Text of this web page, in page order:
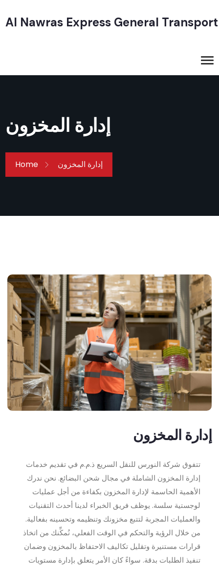
Al Nawras Express General
إدارة المخزون
Home إدارة المخزون
إدارة المخزون
تتفوق شركة النورس للنقل السريع ذ.م.م في تقديم خدمات
إدارة المخزون الشاملة في مجال شحن البضائع. نحن ندرك
الأهمية الحاسمة لإدارة المخزون بكفاءة من أجل عمليات
لوجستية سلسة. يوظف فريق الخبراء لدينا أحدث التقنيات
والعمليات المجربة لتتبع مخزونك وتنظيمه وتحسينه بفعالية.
من خلال الرؤية والتحكم في الوقت الفعلي، نُمكِّنك من اتخاذ
قرارات مستنيرة وتقليل تكاليف الاحتفاظ بالمخزون وضمان
تنفيذ الطلبات بدقة. سواءً كان الأمر يتعلق بإدارة مستويات